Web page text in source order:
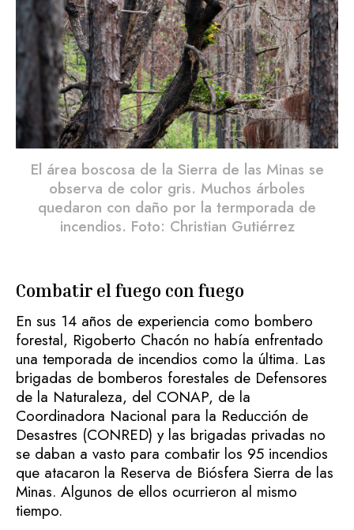
El área boscosa de la Sierra de las Minas se
observa de color gris. Muchos árboles
quedaron con daño por la termporada de
incendios. Foto: Christian Gutiérrez
Combatir el fuego con fuego
En sus 14 años de experiencia como bombero
forestal, Rigoberto Chacón no había enfrentado
una temporada de incendios como la última. Las
brigadas de bomberos forestales de Defensores
de la Naturaleza, del CONAP, de la
Coordinadora Nacional para la Reducción de
Desastres (CONRED) y las brigadas privadas no
se daban a vasto para combatir los 95 incendios
que atacaron la Reserva de Biósfera Sierra de las
Minas. Algunos de ellos ocurrieron al mismo
tiempo.